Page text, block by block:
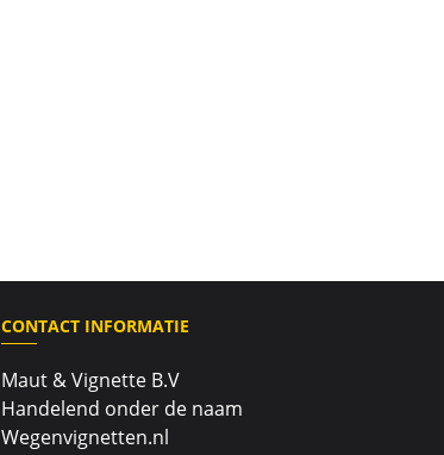
CONTACT INFORMATIE
Maut & Vignette B.V
Handelend onder de naam
Wegenvignetten.nl